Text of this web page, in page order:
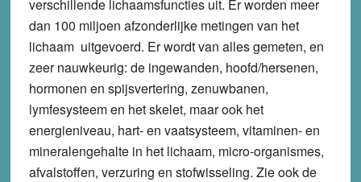
verschillende lichaamsfuncties uit. Er worden meer
dan 100 miljoen afzonderlijke metingen van het
lichaam uitgevoerd. Er wordt van alles gemeten, en
zeer nauwkeurig: de ingewanden, hoofd/hersenen,
hormonen en spijsvertering, zenuwbanen,
lymfesysteem en het skelet, maar ook het
energieniveau, hart- en vaatsysteem, vitaminen- en
mineralengehalte in het lichaam, micro-organismes,
afvalstoffen, verzuring en stofwisseling. Zie ook de